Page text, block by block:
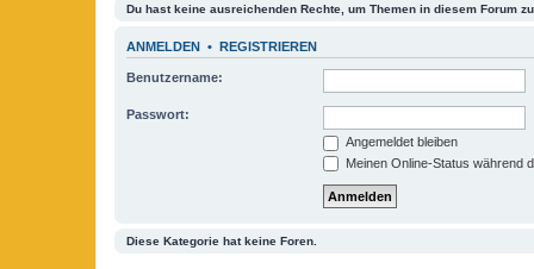
Du hast keine ausreichenden Rechte, um Themen in diesem Forum
ANMELDEN • REGISTRIEREN
Benutzername:
Passwort:
Angemeldet bleiben
Meinen Online-Status während
Diese Kategorie hat keine Foren.